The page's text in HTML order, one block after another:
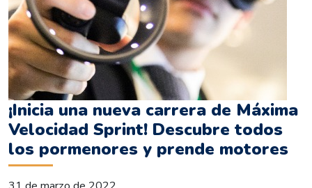
¡Inicia una nueva carrera de Máxima
Velocidad Sprint! Descubre todos
los pormenores y prende motores